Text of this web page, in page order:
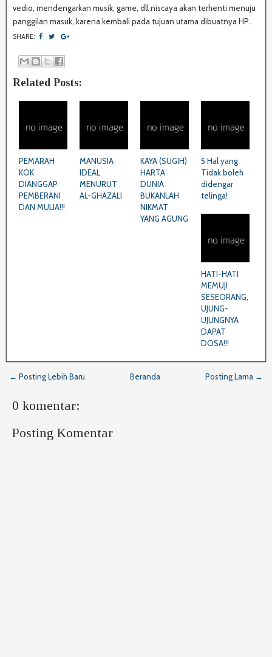
vedio, mendengarkan musik, game, dll niscaya akan terhenti menuju
panggilan masuk, karena kembali pada tujuan utama dibuatnya HP...
SHARE:
Related Posts:
PEMARAH
KOK
DIANGGAP
PEMBERANI
DAN MULIA!!!
MANUSIA
IDEAL
MENURUT
AL-GHAZALI
KAYA (SUGIH)
HARTA
DUNIA
BUKANLAH
NIKMAT
YANG AGUNG
5 Hal yang
Tidak boleh
didengar
telinga!
HATI-HATI
MEMUJI
SESEORANG,
UJUNG-
UJUNGNYA
DAPAT
DOSA!!!
← Posting Lebih Baru Posting Lama →
Beranda
0 komentar:
Posting Komentar